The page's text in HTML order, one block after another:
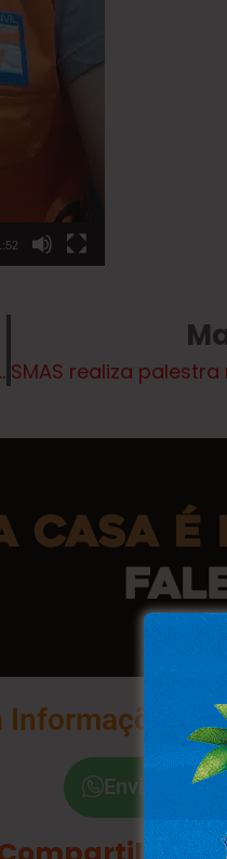
“Luz, Câmera e Música”
Informações
Envie a